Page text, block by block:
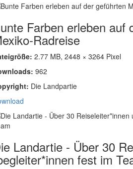
Farben erleben auf
Radreise
2.77 MB, 2448 × 3264 Pixel
962
Die Landpartie
Landartie - Über 30
fest im